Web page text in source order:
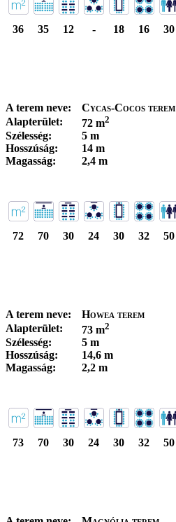
36 35 12 - 18 16 30
A terem neve:
Cycas-Cocos terem
Alapterület:
72 m2
Szélesség:
5 m
Hosszúság:
14 m
Magasság:
2,4 m
72 70 30 24 30 32 50
A terem neve:
Howea terem
Alapterület:
73 m2
Szélesség:
5 m
Hosszúság:
14,6 m
Magasság:
2,2 m
73 70 30 24 30 32 50